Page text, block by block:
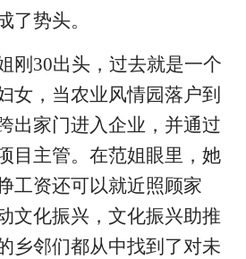
了势头。
刚30出头，过去就是一个
女，当农业风情园落户到
出家门进入企业，并通过
目主管。在范姐眼里，她
工资还可以就近照顾家
文化振兴，文化振兴助推
乡邻们都从中找到了对未